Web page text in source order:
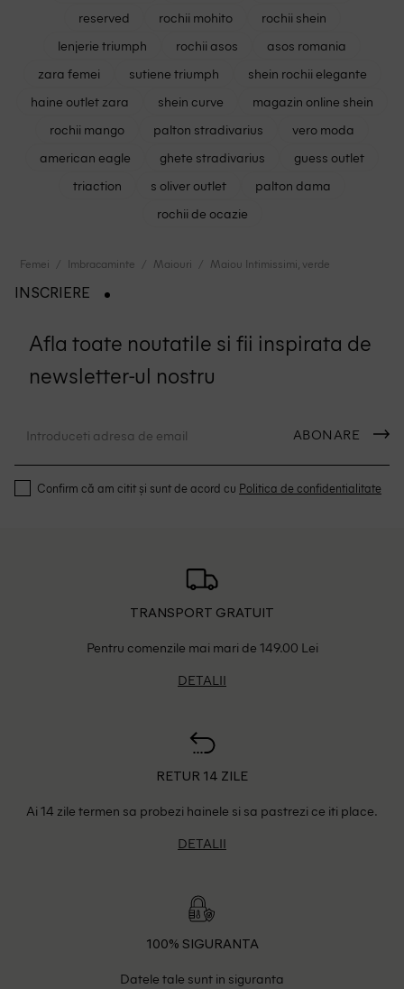
reserved
rochii mohito
rochii shein
lenjerie triumph
rochii asos
asos romania
zara femei
sutiene triumph
shein rochii elegante
haine outlet zara
shein curve
magazin online shein
rochii mango
palton stradivarius
vero moda
american eagle
ghete stradivarius
guess outlet
triaction
s oliver outlet
palton dama
rochii de ocazie
Femei Imbracaminte Maiouri Maiou Intimissimi, verde
INSCRIERE
Afla toate noutatile si fii inspirata de
newsletter-ul nostru
ABONARE
Confirm că am citit și sunt de acord cu Politica de confidentialitate
TRANSPORT GRATUIT
Pentru comenzile mai mari de 149.00 Lei
DETALII
RETUR 14 ZILE
Ai 14 zile termen sa probezi hainele si sa pastrezi ce iti place.
DETALII
100% SIGURANTA
Datele tale sunt in siguranta